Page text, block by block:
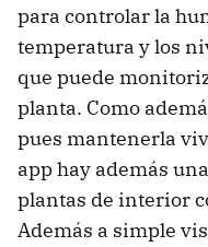
para controlar la
temperatura y los
que puede
planta. Como
pues mantenerla
app hay además
plantas de interior
Además a simple